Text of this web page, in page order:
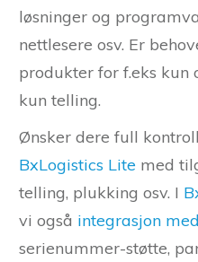
løsninger og
nettlesere osv. Er
produkter for f.eks
kun telling.
Ønsker dere full
BxLogistics Lite med
telling, plukking osv. I
vi også integrasjon
serienummer-støtte,